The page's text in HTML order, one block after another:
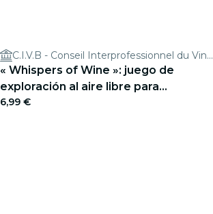
C.I.V.B - Conseil Interprofessionnel du Vin de Bordeaux
« Whispers of Wine »: juego de
exploración al aire libre para
descubrir los grandes vinos de
6,99 €